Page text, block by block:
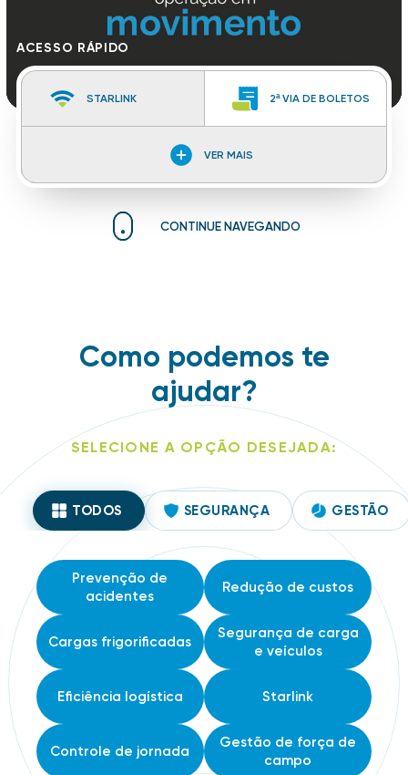
ACESSO RÁPIDO
STARLINK 2ª VIA DE BOLETOS
SUPERVISOR WEB
TELEMETRIA
BUSCA DE
VEÍCULOS
VER MAIS
VER MENOS
CONTINUE NAVEGANDO
Como podemos te
ajudar?
SELECIONE A OPÇÃO DESEJADA:
TODOS SEGURANÇA GESTÃO
Prevenção de
acidentes
Redução de custos
Cargas frigorificadas
Segurança de carga
e veículos
Eficiência logística Starlink
Controle de jornada
Gestão de força de
campo